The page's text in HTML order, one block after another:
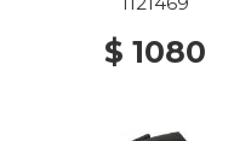
$ 1080